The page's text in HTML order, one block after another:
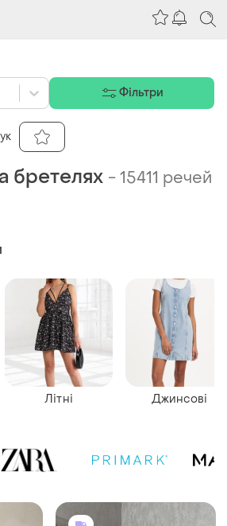
бретелях -15411 речей
Літні Джинсові
Фільтри